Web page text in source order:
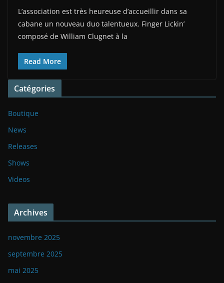
L’association est très heureuse d’accueillir dans sa
cabane un nouveau duo talentueux. Finger Lickin’
composé de William Clugnet à la
Read More
Catégories
Boutique
News
Releases
Shows
Videos
Archives
novembre 2025
septembre 2025
mai 2025